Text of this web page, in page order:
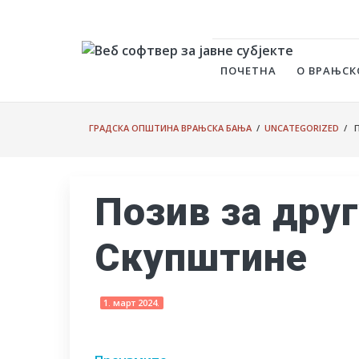
ПОЧЕТНА О
ГРАДСКА ОПШТИНА ВРАЊСКА БАЊА / UNCATEGORIZED /
Позив за
Скупштине
1. март 2024.